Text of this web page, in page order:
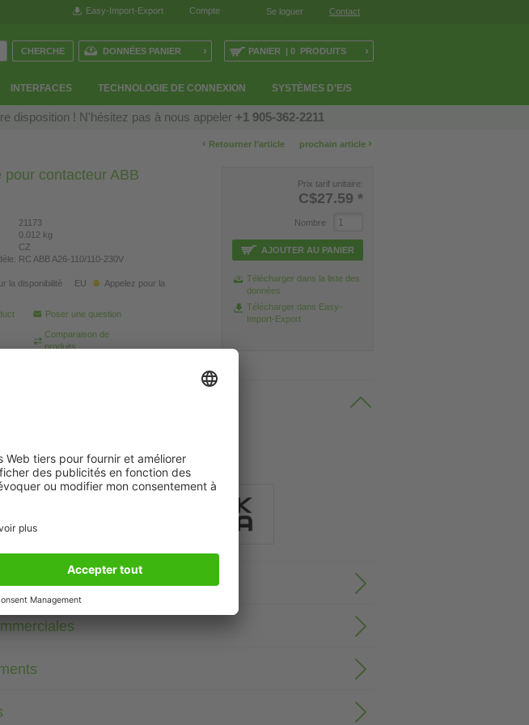
Se loguer Contact
Compte
Easy-Import-Export
INTERFACES TECHNOLOGIE DE CONNEXION SYSTÈMES D’E/S
PANIER | 0 PRODUITS ›
DONNÉES PANIER ›
disposition ! N'hésitez pas à nous appeler +1 905-362-2211
prochain article ›
‹ Retourner l’article
pour contacteur ABB
21173
0.012 kg
CZ
RC ABB A26-110/110-230V
la disponibilité EU
Appelez pour la
Poser une question
Comparaison de
produits
Prix tarif unitaire:
C$27.59 *
Nombre
AJOUTER AU PANIER
Télécharger dans la liste des
données
Télécharger dans Easy-
Import-Export
tensions sur demande.